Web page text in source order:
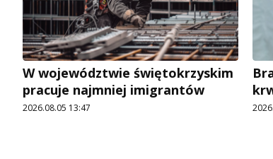
W województwie świętokrzyskim
pracuje najmniej imigrantów
2026.08.05 13:47